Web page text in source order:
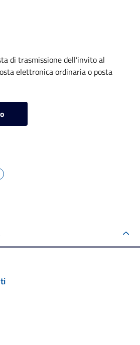
di trasmissione dell’invito al
elettronica ordinaria o posta